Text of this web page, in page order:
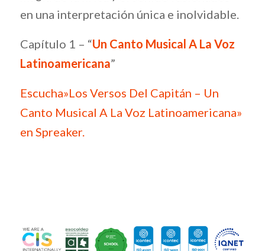
en una interpretación única e inolvidable.
Capítulo 1 – “Un Canto Musical A La Voz
Latinoamericana”
Escucha»Los Versos Del Capitán – Un
Canto Musical A La Voz Latinoamericana»
en Spreaker.